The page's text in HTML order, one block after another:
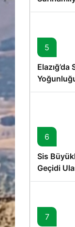
5
6
Sis
Geçidi
7